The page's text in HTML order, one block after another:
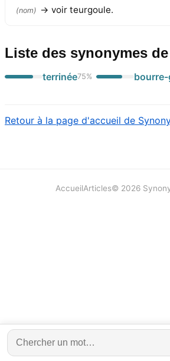
(nom) → voir teurgoule.
Liste des synonymes de
terrinée75%
Retour à la page d'accueil de
AccueilArticles© 2026